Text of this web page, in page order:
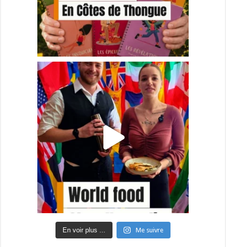
En voir plus ... Me suivre